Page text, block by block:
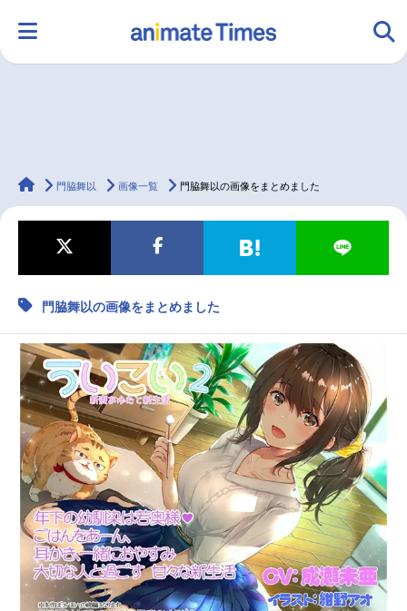
ラジオ みんなの声 グッズ
マンガ・ラノベ ゲーム・アプリ 音楽 コスプレ
最新記事一覧
アニメ記事一覧 声優記事一覧
アニメ映画一覧 実写化映画一覧
今期アニメ曜日別一覧
春アニメ 夏アニメ
秋アニメ 冬アニメ
男性声優/女性声優一覧
animateTimes
門脇舞以 画像一覧 門脇舞以の画像をまとめました
門脇舞以の画像をまとめました